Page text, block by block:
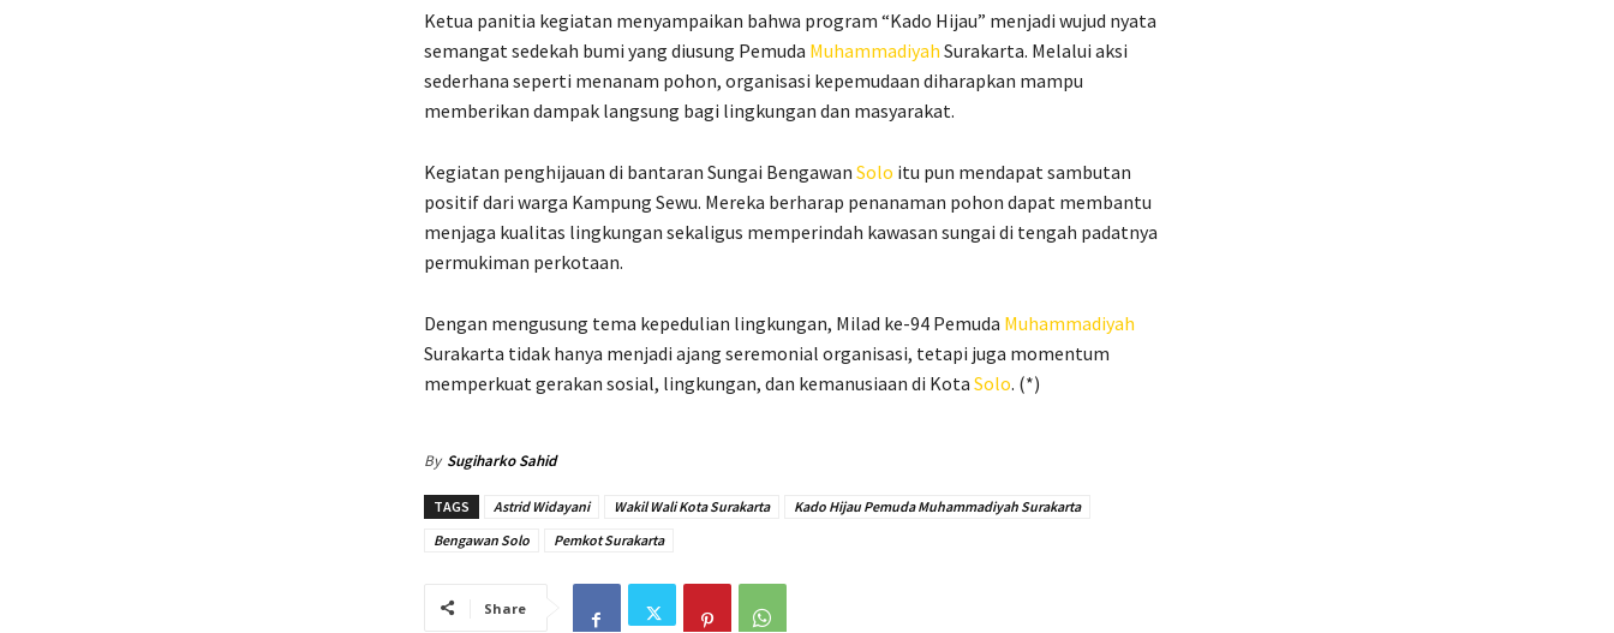
Ketua panitia kegiatan menyampaikan bahwa program “Kado Hijau” menjadi wujud nyata
semangat sedekah bumi yang diusung Pemuda Muhammadiyah Surakarta. Melalui aksi
sederhana seperti menanam pohon, organisasi kepemudaan diharapkan mampu
memberikan dampak langsung bagi lingkungan dan masyarakat.
Kegiatan penghijauan di bantaran Sungai Bengawan Solo itu pun mendapat sambutan
positif dari warga Kampung Sewu. Mereka berharap penanaman pohon dapat membantu
menjaga kualitas lingkungan sekaligus memperindah kawasan sungai di tengah padatnya
permukiman perkotaan.
Dengan mengusung tema kepedulian lingkungan, Milad ke-94 Pemuda Muhammadiyah
Surakarta tidak hanya menjadi ajang seremonial organisasi, tetapi juga momentum
memperkuat gerakan sosial, lingkungan, dan kemanusiaan di Kota Solo. (*)
By Sugiharko Sahid
TAGS Astrid Widayani Wakil Wali Kota Surakarta
Kado Hijau Pemuda Muhammadiyah Surakarta
Bengawan Solo
Pemkot Surakarta
Share